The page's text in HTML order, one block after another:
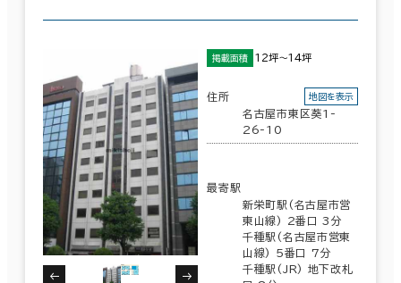
掲載面積 12坪～14坪
住所
名古屋市東区葵1-
26-10
地図を表示
最寄駅
新栄町駅(名古屋市営
東山線) 2番口 3分
千種駅(名古屋市営東
山線) 5番口 7分
千種駅(JR) 地下改札
中区 (565)
東区 (99)
昭和区 (10)
西区 (30)
入居可能時期
即入居可能
3か月以内
６か月以内